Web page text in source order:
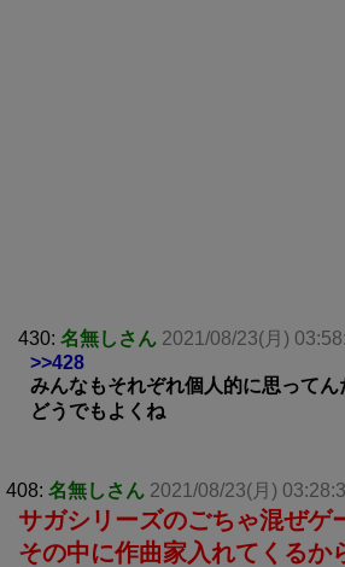
430: 名無しさん 2021/08/23(月)
>>428
みんなもそれぞれ個人的に思ってん
どうでもよくね
408: 名無しさん 2021/08/23(月)
サガシリーズのごちゃ混ぜゲ
その中に作曲家入れてくるか